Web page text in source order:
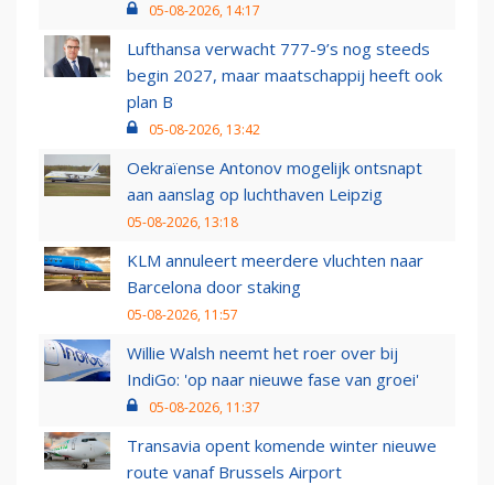
05-08-2026, 14:17
Lufthansa verwacht 777-9’s nog steeds
begin 2027, maar maatschappij heeft ook
plan B
05-08-2026, 13:42
Oekraïense Antonov mogelijk ontsnapt
aan aanslag op luchthaven Leipzig
05-08-2026, 13:18
KLM annuleert meerdere vluchten naar
Barcelona door staking
05-08-2026, 11:57
Willie Walsh neemt het roer over bij
IndiGo: 'op naar nieuwe fase van groei'
05-08-2026, 11:37
Transavia opent komende winter nieuwe
route vanaf Brussels Airport